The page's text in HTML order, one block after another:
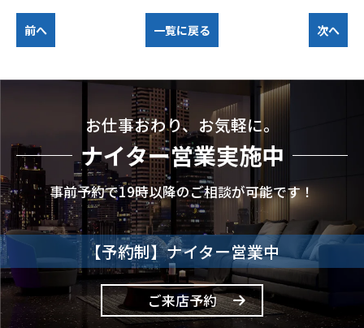
前へ 一覧に戻る 次へ
お仕事おわり、お気軽に。
ナイター営業実施中
事前予約で19時以降のご相談が可能です！
【予約制】ナイター営業中
ご来店予約